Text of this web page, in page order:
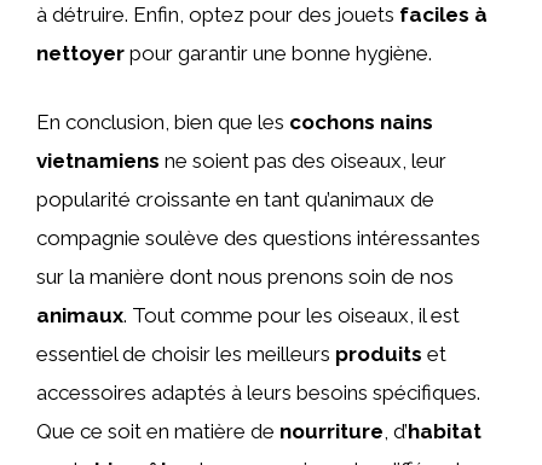
à détruire. Enfin, optez pour des jouets faciles à
nettoyer pour garantir une bonne hygiène.
En conclusion, bien que les cochons nains
vietnamiens ne soient pas des oiseaux, leur
popularité croissante en tant qu’animaux de
compagnie soulève des questions intéressantes
sur la manière dont nous prenons soin de nos
animaux. Tout comme pour les oiseaux, il est
essentiel de choisir les meilleurs produits et
accessoires adaptés à leurs besoins spécifiques.
Que ce soit en matière de nourriture, d’habitat